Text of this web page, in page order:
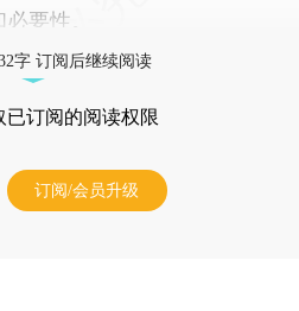
要性。
字 订阅后继续阅读
已订阅的阅读权限
订阅/会员升级